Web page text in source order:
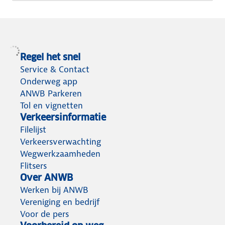
Regel het snel
Service & Contact
Onderweg app
ANWB Parkeren
Tol en vignetten
Verkeersinformatie
Filelijst
Verkeersverwachting
Wegwerkzaamheden
Flitsers
Over ANWB
Werken bij ANWB
Vereniging en bedrijf
Voor de pers